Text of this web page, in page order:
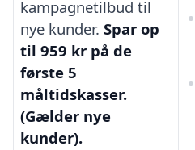
kampagnetilbud til
nye kunder. Spar op
til 959 kr på de
første 5
måltidskasser.
(Gælder nye
kunder).